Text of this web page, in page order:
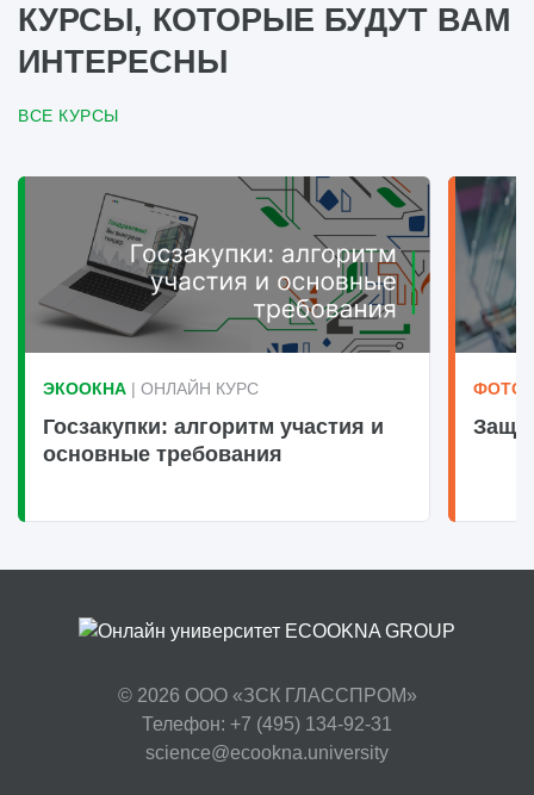
КУРСЫ, КОТОРЫЕ БУДУТ ВАМ
ИНТЕРЕСНЫ
ВСЕ КУРСЫ
ЭКООКНА | ОНЛАЙН КУРС
Госзакупки: алгоритм участия и
основные требования
© 2026 ООО «ЗСК ГЛАССПРОМ»
Телефон: +7 (495) 134-92-31
science@ecookna.university